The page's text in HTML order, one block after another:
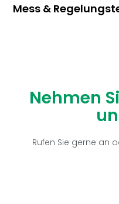
Mess &
Nehmen
Rufen Sie gerne an